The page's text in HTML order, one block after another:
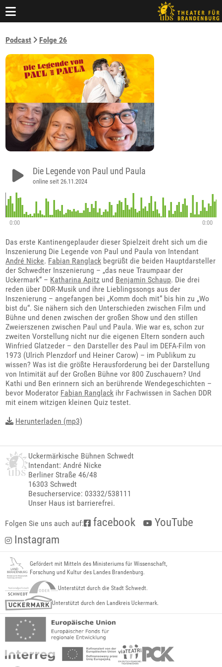
Podcast Folge 26
Die Legende von Paul und Paula
online seit 26.11.2024
0:00
0:00
Das erste Kantinengeplauder dieser Spielzeit dreht sich um die
Inszenierung Die Legende von Paul und Paula von Intendant
André Nicke. Fabian Ranglack begrüßt die beiden Hauptdarsteller
der Schwedter Inszenierung – „das neue Traumpaar der
Uckermark“ – Katharina Apitz und Benjamin Schaup. Die drei
reden über DDR-Musik und ihre Lieblingssongs aus der
Inszenierung – angefangen bei „Komm doch mit“ bis hin zu „Wo
bist du“. Sie nähern sich den Unterschieden zwischen Film und
Bühne und denen zwischen der großen Show und den stillen
Zweierszenen zwischen Paul und Paula. Wie war es, schon zur
zweiten Vorstellung nicht nur die eigenen Eltern sondern auch
Winfried Glatzeder – den Darsteller des Paul im DEFA-Film von
1973 (Ulrich Plenzdorf und Heiner Carow) – im Publikum zu
wissen? Was ist die größte Herausforderung bei der Darstellung
von Intimität auf der Großen Bühne vor 800 Zuschauern? Und
Kathi und Ben erinnern sich an berührende Wendegeschichten –
bevor Moderator Fabian Ranglack ihr Fachwissen in Sachen DDR
mit einem witzigen kleinen Quiz testet.
Herunterladen (mp3)
Uckermärkische Bühnen Schwedt
Intendant: André Nicke
Berliner Straße 46/48
16303 Schwedt
Besucherservice: 03332/538111
Unser Haus ist barrierefrei.
Folgen Sie uns auch auf: facebook
YouTube
Instagram
Gefördert mit Mitteln des Ministeriums für Wissenschaft,
Forschung und Kultur des Landes Brandenburg.
Unterstützt durch die Stadt Schwedt.
Unterstützt durch den Landkreis Uckermark.